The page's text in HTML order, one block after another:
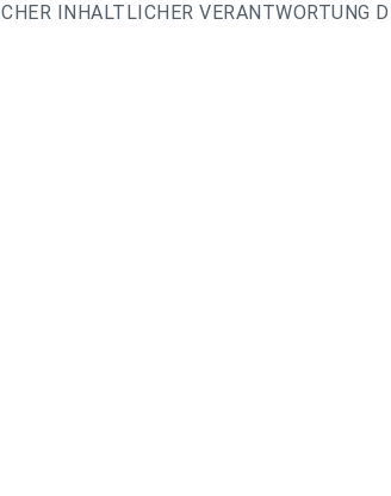
INHALTLICHER VERANTWORTUNG